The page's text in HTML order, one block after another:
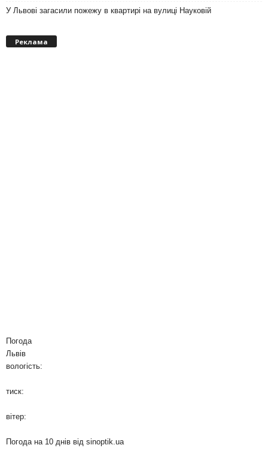
У Львові загасили пожежу в квартирі на вулиці Науковій
Реклама
Погода
Львів
вологість:
тиск:
вітер:
Погода на 10 днів від sinoptik.ua